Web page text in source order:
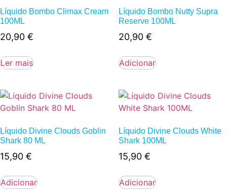
Líquido Bombo Climax Cream
100ML
20,90 €
Ler mais
Líquido Bombo Nutty Supra
Reserve 100ML
20,90 €
Adicionar
Líquido Divine Clouds Goblin
Shark 80 ML
15,90 €
Adicionar
Líquido Divine Clouds White
Shark 100ML
15,90 €
Adicionar